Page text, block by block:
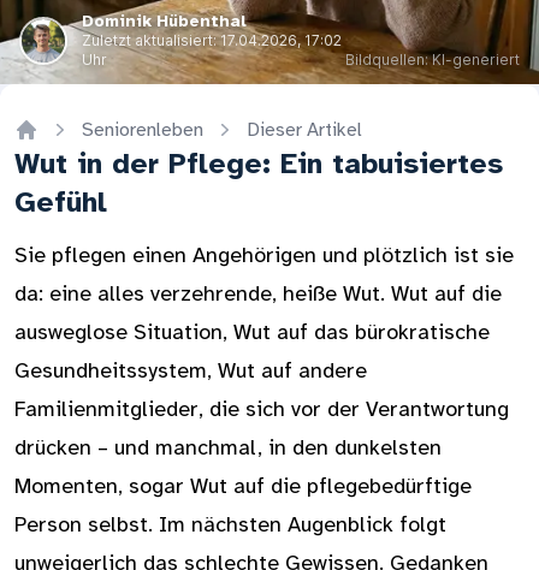
Dominik Hübenthal
Zuletzt aktualisiert:17.04.2026, 17:02
Uhr
Bildquellen: KI-generiert
Home
Seniorenleben Dieser Artikel
Wut in der Pflege: Ein tabuisiertes
Gefühl
Sie pflegen einen Angehörigen und plötzlich ist sie
da: eine alles verzehrende, heiße Wut. Wut auf die
ausweglose Situation, Wut auf das bürokratische
Gesundheitssystem, Wut auf andere
Familienmitglieder, die sich vor der Verantwortung
drücken – und manchmal, in den dunkelsten
Momenten, sogar Wut auf die pflegebedürftige
Person selbst. Im nächsten Augenblick folgt
unweigerlich das schlechte Gewissen. Gedanken